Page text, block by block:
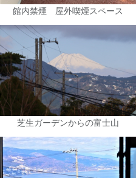
館内禁煙 屋外喫煙スペース
芝生ガーデンからの富士山